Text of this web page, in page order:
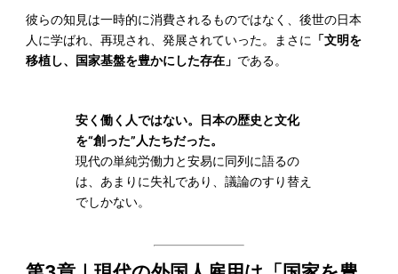
彼らの知見は一時的に消費されるものではなく、後世の日本
人に学ばれ、再現され、発展されていった。まさに
「文明を
移植し、国家基盤を豊かにした存在」 である。
安く働く人ではない。日本の歴史と文化
を“創った”人たちだった。
現代の単純労働力と安易に同列に語るの
は、あまりに失礼であり、議論のすり替え
でしかない。